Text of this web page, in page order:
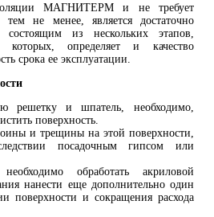
МАГНИТЕРМ и не требует
тем не менее, является достаточно
состоящим из нескольких этапов,
которых, определяет и качество
срока ее эксплуатации.
решетку и шпатель, необходимо,
поверхность.
и трещины на этой поверхности,
посадочным гипсом или
обработать акриловой
нанести еще дополнительно один
поверхности и сокращения расхода